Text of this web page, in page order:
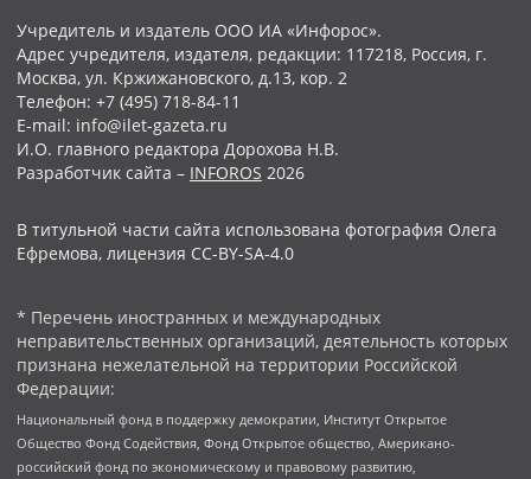
Учредитель и издатель ООО ИА «Инфорос».
Адрес учредителя, издателя, редакции: 117218, Россия, г.
Москва, ул. Кржижановского, д.13, кор. 2
Телефон: +7 (495) 718-84-11
E-mail: info@ilet-gazeta.ru
И.О. главного редактора Дорохова Н.В.
Разработчик сайта – INFOROS 2026
В титульной части сайта использована фотография Олега
Ефремова, лицензия CC-BY-SA-4.0
* Перечень иностранных и международных
неправительственных организаций, деятельность которых
признана нежелательной на территории Российской
Федерации:
Национальный фонд в поддержку демократии, Институт Открытое
Общество Фонд Содействия, Фонд Открытое общество, Американо-
российский фонд по экономическому и правовому развитию,